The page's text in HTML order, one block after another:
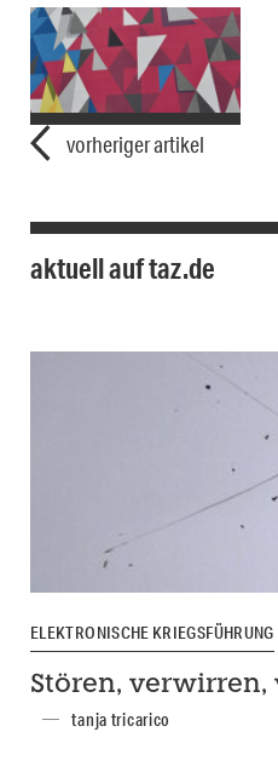
vorheriger artikel
aktuell auf taz.de
ELEKTRONISCHE KRIEGSFÜHRUNG
Stören, verwirren,
tanja tricarico